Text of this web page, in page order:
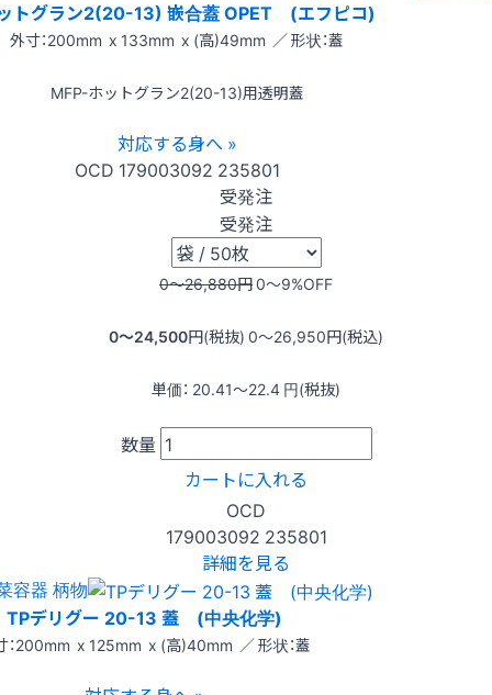
トグラン2(20-13) 嵌合蓋 OPET (エフピコ)
外寸：200mm x 133mm x (高)49mm ／ 形状：蓋
MFP-ホットグラン2(20-13)用透明蓋
対応する身へ »
OCD 179003092 235801
受発注
受発注
0〜26,880円0〜9%OFF
0〜24,500円(税抜) 0〜26,950円(税込)
単価： 20.41〜22.4 円(税抜)
数量
カートに入れる
OCD
179003092 235801
詳細を見る
容器 柄物
TPデリグー 20-13 蓋 (中央化学)
：200mm x 125mm x (高)40mm ／ 形状：蓋